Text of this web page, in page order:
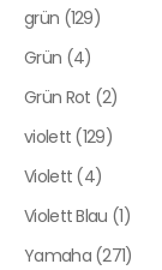
grün (129)
Grün (4)
Grün Rot (2)
violett (129)
Violett (4)
Violett Blau (1)
Yamaha (271)